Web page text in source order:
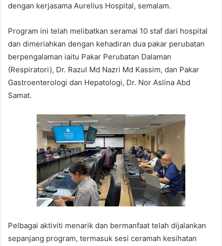
dengan kerjasama Aurelius Hospital, semalam.
Program ini telah melibatkan seramai 10 staf dari hospital
dan dimeriahkan dengan kehadiran dua pakar perubatan
berpengalaman iaitu Pakar Perubatan Dalaman
(Respiratori), Dr. Razul Md Nazri Md Kassim, dan Pakar
Gastroenterologi dan Hepatologi, Dr. Nor Aslina Abd
Samat.
Pelbagai aktiviti menarik dan bermanfaat telah dijalankan
sepanjang program, termasuk sesi ceramah kesihatan